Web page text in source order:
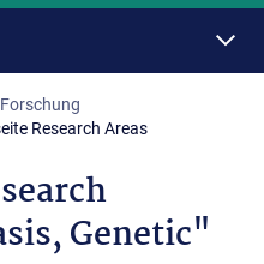
Forschung
Research Areas
Genetic"